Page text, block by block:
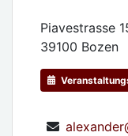
Piavestrasse
39100 Bozen